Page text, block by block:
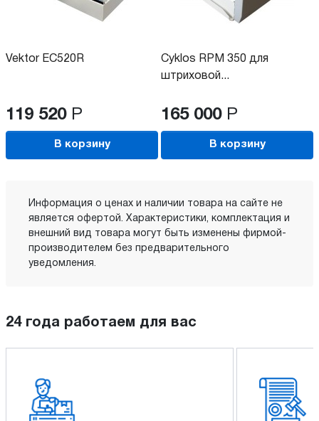
Vektor EC520R
119 520 Р
В корзину
Cyklos RPM 350 для
штриховой...
165 000 Р
В корзину
Информация о ценах и наличии товара на сайте не
является офертой. Характеристики, комплектация и
внешний вид товара могут быть изменены фирмой-
производителем без предварительного
уведомления.
24 года работаем для вас